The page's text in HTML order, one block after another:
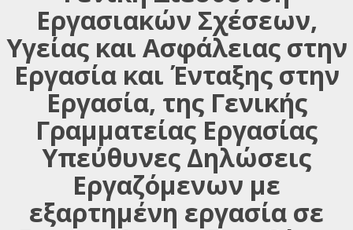
Εργασιακών Σχέσεων,
Υγείας και Ασφάλειας στην
Εργασία και Ένταξης στην
Εργασία, της Γενικής
Γραμματείας Εργασίας
Υπεύθυνες Δηλώσεις
Εργαζόμενων με
εξαρτημένη εργασία σε